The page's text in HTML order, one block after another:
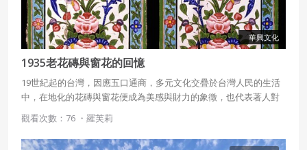
華興文化
1935老花磚與窗花的回憶
19世紀起的台灣，因應五口通商，多元文化交疊於台灣人民的生活
中，在地化的花磚與窗花便成為美感與財力的象徵，也代表著人對
於"家＂的追求。本課程藉由觀察設計窗花花磚，讓學生重新體會往
日專屬於台灣的美感與創意。
觀看次數：76 ・ 羅芙莉
想起密碼了嗎？點擊立刻登入
本系統防盜拷措施或類似措施，會員不得予以破解、破壞或
以其他方法規避。
會員使用本系統之費用，由吉寶系統公司定之並按月收取。
吉寶系統公司得不定期公告與調整費用。
四、會員授權
會員享有其創作之衍生著作的著作權，但會員同意吉寶系統
公司得於該著作權存續期間內無償使用，包括再授權之權
利。